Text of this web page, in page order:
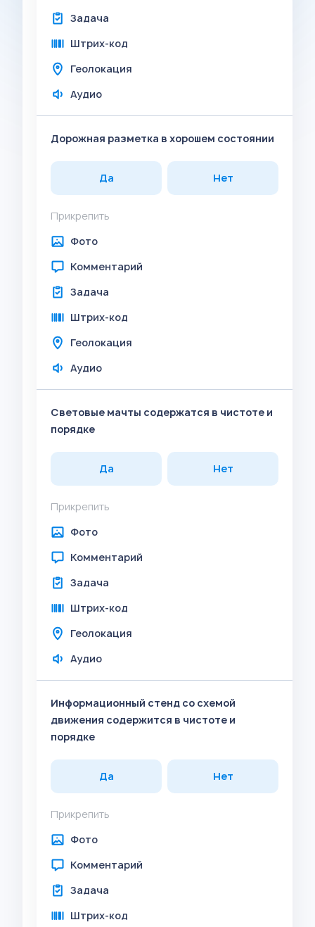
Задача
Штрих-код
Геолокация
Аудио
Дорожная разметка в хорошем состоянии
Да Нет
Прикрепить
Фото
Комментарий
Задача
Штрих-код
Геолокация
Аудио
Световые мачты содержатся в чистоте и
порядке
Да Нет
Прикрепить
Фото
Комментарий
Задача
Штрих-код
Геолокация
Аудио
Информационный стенд со схемой
движения содержится в чистоте и
порядке
Да Нет
Прикрепить
Фото
Комментарий
Задача
Штрих-код